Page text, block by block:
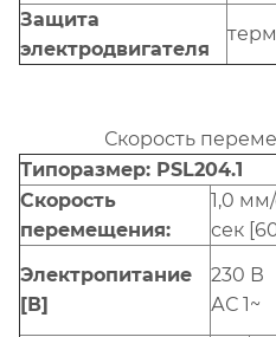
Защита
электродвигателя
Скорость
Типоразмер: PSL204.1
Скорость
перемещения:
1,0
сек
Электропитание
[В]
230 В
АС 1~